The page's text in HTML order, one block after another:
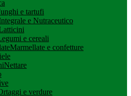
e tartufi
e Nutraceutico
e cereali
Marmellate e confetture
Nettare
e verdure